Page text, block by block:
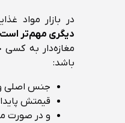
در بازار مواد
دیگری مهم‌تر
مغازه‌دار به
باشد:
جنس اصلی و
قیمتش
و در صورت